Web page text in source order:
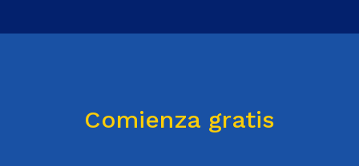
Comienza gratis